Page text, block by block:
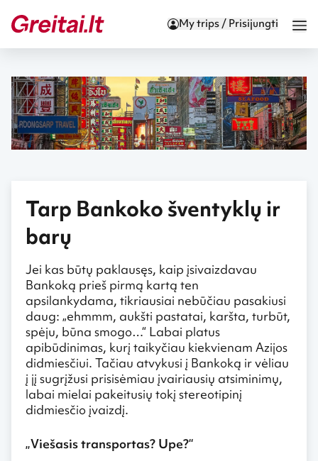
My trips / Prisijungti
Tarp Bankoko šventyklų ir
barų
Jei kas būtų paklausęs, kaip įsivaizdavau
Bankoką prieš pirmą kartą ten
apsilankydama, tikriausiai nebūčiau pasakiusi
daug: „ehmmm, aukšti pastatai, karšta, turbūt,
spėju, būna smogo…“ Labai platus
apibūdinimas, kurį taikyčiau kiekvienam Azijos
didmiesčiui. Tačiau atvykusi į Bankoką ir vėliau
į jį sugrįžusi prisisėmiau įvairiausių atsiminimų,
labai mielai pakeitusių tokį stereotipinį
didmiesčio įvaizdį.
„Viešasis transportas? Upe?“